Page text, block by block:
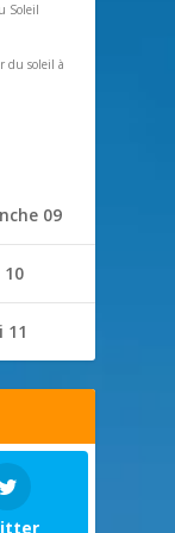
Soleil
du soleil à
09
11